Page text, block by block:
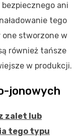
bezpiecznego ani
tego
one stworzone w
również tańsze
w produkcji.
jonowych
zalet lub
tego typu